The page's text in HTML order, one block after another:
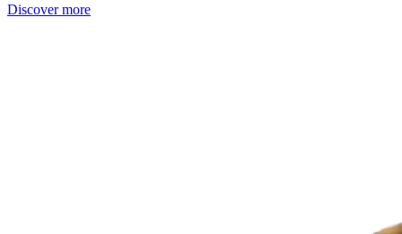
Discover more